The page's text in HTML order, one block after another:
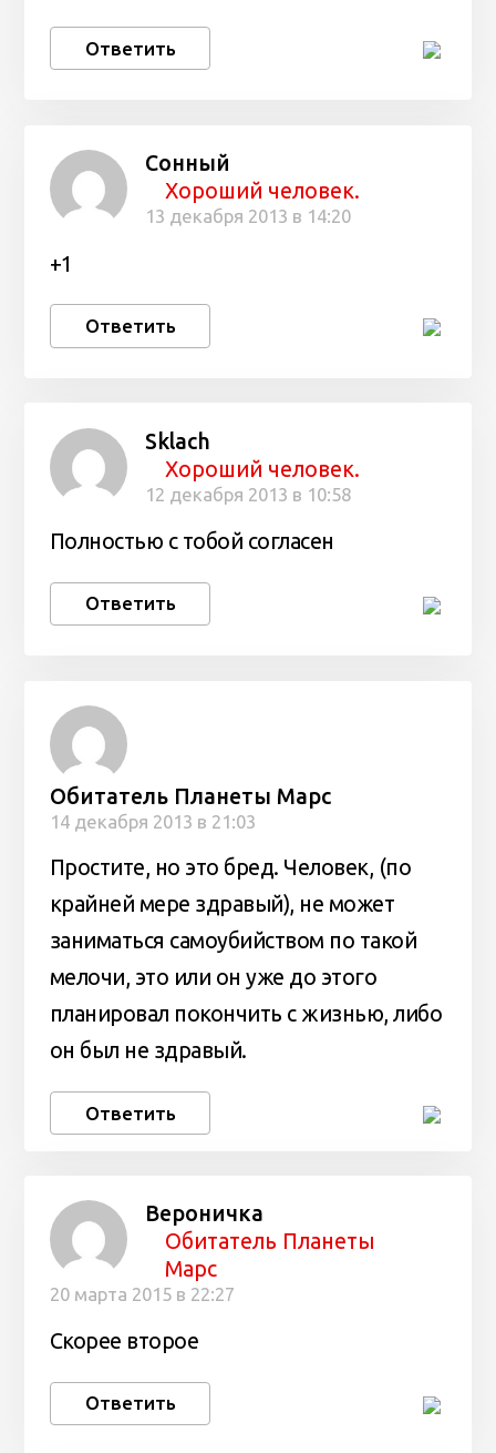
Ответить
Сонный
Хороший человек.
13 декабря 2013 в 14:20
+1
Ответить
Sklach
Хороший человек.
12 декабря 2013 в 10:58
Полностью с тобой согласен
Ответить
Обитатель Планеты Марс
14 декабря 2013 в 21:03
Простите, но это бред. Человек, (по
крайней мере здравый), не может
заниматься самоубийством по такой
мелочи, это или он уже до этого
планировал покончить с жизнью, либо
он был не здравый.
Ответить
Вероничка
Обитатель Планеты
Марс
20 марта 2015 в 22:27
Скорее второе
Ответить